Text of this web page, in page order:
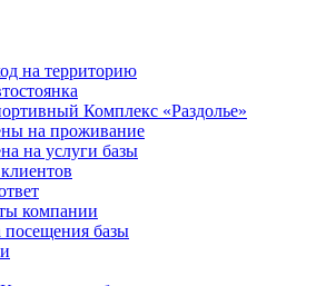
на территорию
Комплекс «Раздолье»
на проживание
на услуги базы
компании
посещения базы